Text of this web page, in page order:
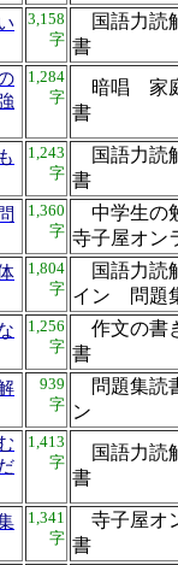
3,158
字
国語力読
書
1,284
字
暗唱 家
書
1,243
字
国語力読
書
1,360
字
中学生
寺子屋オ
1,804
字
国語力読
イン 問
1,256
字
作文の書
書
939
字
問題集読
ン
1,413
字
国語力読
書
1,341
字
寺子屋オ
書